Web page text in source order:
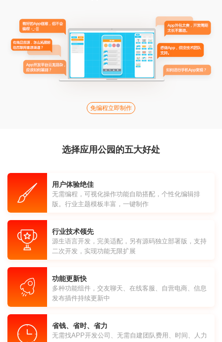
免编程立即制作
选择应用公园的五大好处
用户体验绝佳
无需编程，可视化操作功能自助搭配，个性化编辑排
版。行业主题模板丰富，一键制作
行业技术领先
源生语言开发，完美适配，另有源码独立部署版，支持
二次开发，实现功能无限扩展
功能更新快
多种功能组件，交友聊天、在线客服、自营电商、信息
发布插件持续更新中
省钱、省时、省力
无需找APP开发公司、无需自建团队费用、时间、人力